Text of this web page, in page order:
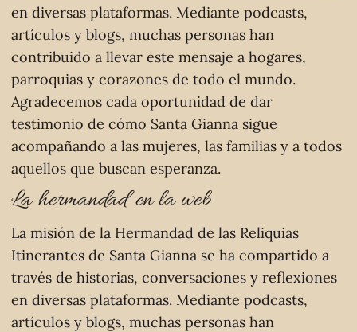
La misión de la Hermandad de las Reliquias
Itinerantes de Santa Gianna se ha compartido a
través de historias, conversaciones y reflexiones
en diversas plataformas. Mediante podcasts,
artículos y blogs, muchas personas han
La hermandad en la web
en diversas plataformas. Mediante podcasts,
artículos y blogs, muchas personas han
contribuido a llevar este mensaje a hogares,
parroquias y corazones de todo el mundo.
Agradecemos cada oportunidad de dar
testimonio de cómo Santa Gianna sigue
acompañando a las mujeres, las familias y a todos
aquellos que buscan esperanza.